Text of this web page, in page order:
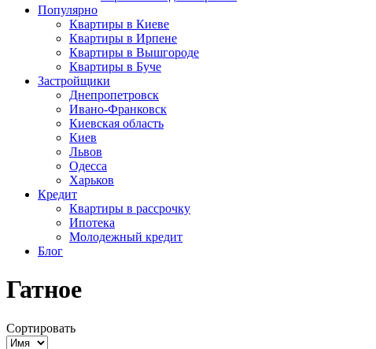
Популярно
Квартиры в Киеве
Квартиры в Ирпене
Квартиры в Вышгороде
Квартиры в Буче
Застройщики
Днепропетровск
Ивано-Франковск
Киевская область
Киев
Львов
Одесса
Харьков
Кредит
Квартиры в рассрочку
Ипотека
Молодежный кредит
Блог
Гатное
Сортировать